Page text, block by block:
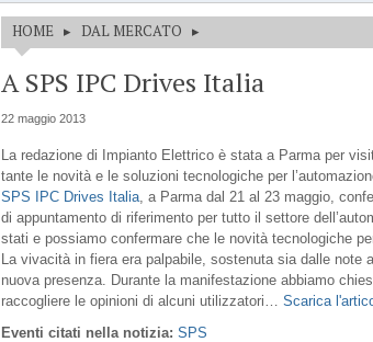
HOME ▸ DAL MERCATO ▸
A SPS IPC Drives Italia
22 maggio 2013
La redazione di Impianto Elettrico è stata a Parma per
tante le novità e le soluzioni tecnologiche per
SPS IPC Drives Italia, a Parma dal 21 al 23 maggio,
di appuntamento di riferimento per tutto il settore
stati e possiamo confermare che le novità tecnologiche
La vivacità in fiera era palpabile, sostenuta sia dalle note
nuova presenza. Durante la manifestazione abbiamo
raccogliere le opinioni di alcuni utilizzatori…Scarica
Eventi citati nella notizia: SPS